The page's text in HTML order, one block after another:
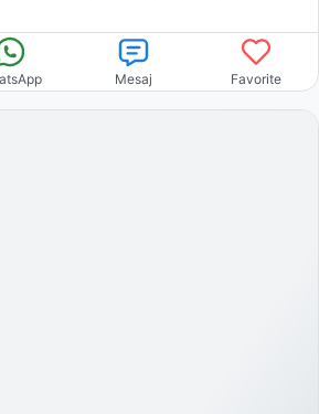
Mesaj Favorite